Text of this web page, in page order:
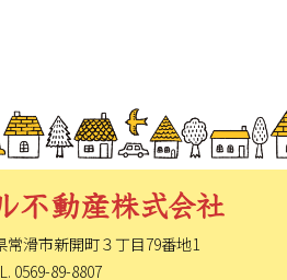
常滑市新開町３丁目79番地1
0569-89-8807